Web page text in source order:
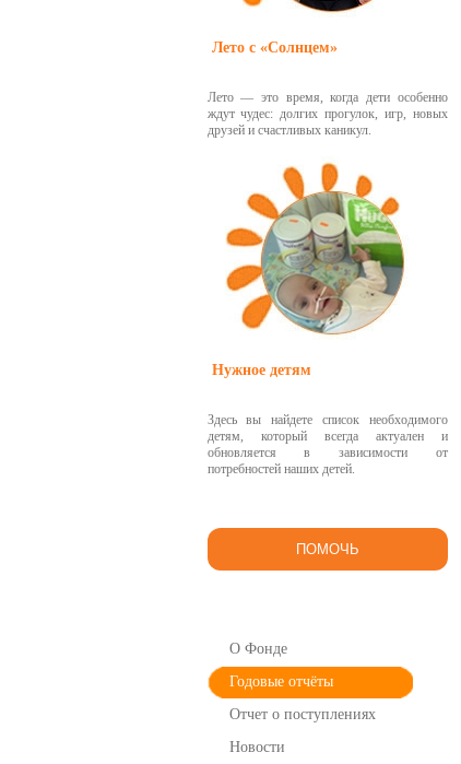
Лето с «Солнцем»
Лето — это время, когда дети особенно
ждут чудес: долгих прогулок, игр, новых
друзей и счастливых каникул.
Нужное детям
Здесь вы найдете список необходимого
детям, который всегда актуален и
обновляется в зависимости от
потребностей наших детей.
ПОМОЧЬ
О Фонде
Годовые отчёты
Отчет о поступлениях
Новости